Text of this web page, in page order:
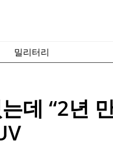
밀리터리
데 “2년